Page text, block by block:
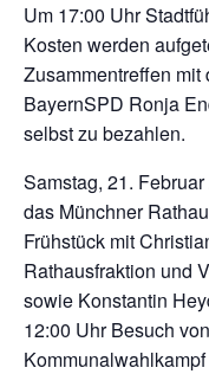
Um 17:00 Uhr
Kosten werden
Zusammentreffen
BayernSPD Ronja
selbst zu bezahlen.
Samstag, 21.
das Münchner
Frühstück mit
Rathausfraktion und
sowie Konstantin
12:00 Uhr Besuch